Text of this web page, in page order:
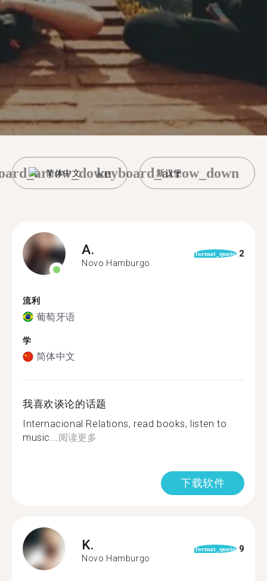
简体中文 新汉堡
keyboard_arrow_down
A.
Novo Hamburgo
format_quote 2
流利
葡萄牙语
学
简体中文
我喜欢谈论的话题
Internacional Relations, read books, listen to
music...阅读更多
下载软件
K.
Novo Hamburgo
format_quote 9